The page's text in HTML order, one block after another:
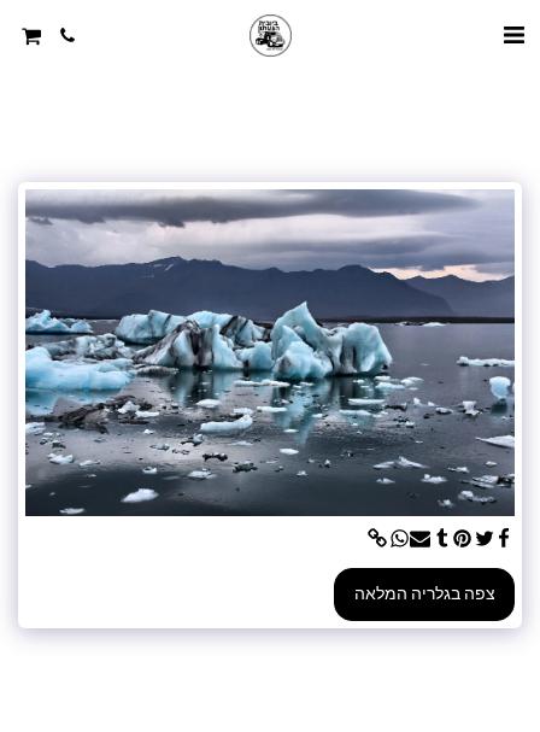
צפה בגלריה המלאה